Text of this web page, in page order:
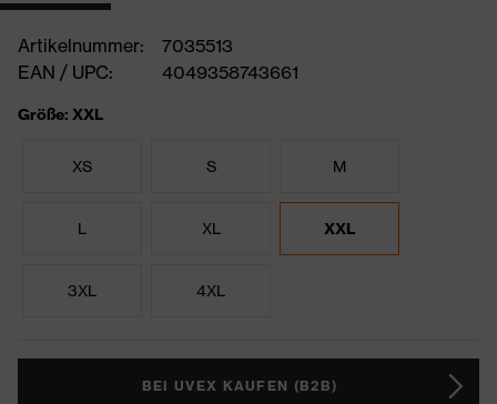
Artikelnummer:
7035513
EAN / UPC:
4049358743661
Größe: XXL
XS S M
L XL XXL
3XL 4XL
BEI UVEX KAUFEN (B2B)